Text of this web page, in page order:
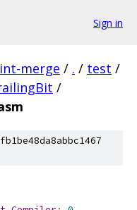
Sign in
merge / . / test /
/